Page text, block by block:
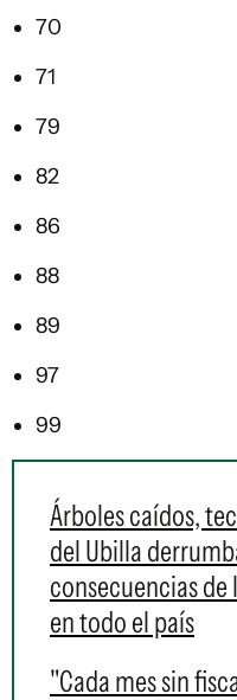
70
71
79
82
86
88
89
97
99
Árboles caídos,
del Ubilla
consecuencias
en todo el país
"Cada mes sin